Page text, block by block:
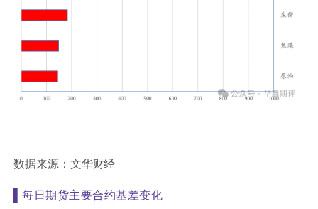
数据来源：文华财经
▌每日期货主要合约基差变化